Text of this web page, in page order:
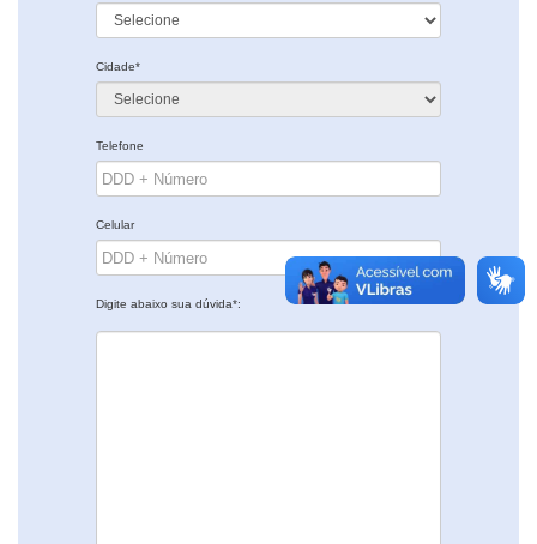
Cidade*
Telefone
Celular
Digite abaixo sua dúvida*: